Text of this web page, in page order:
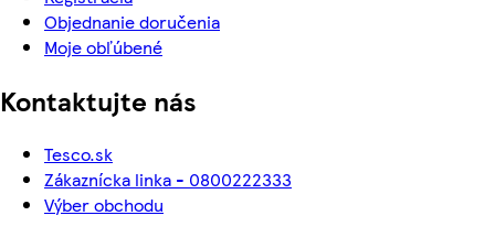
Objednanie doručenia
Moje obľúbené
Kontaktujte nás
Tesco.sk
Zákaznícka linka - 0800222333
Výber obchodu